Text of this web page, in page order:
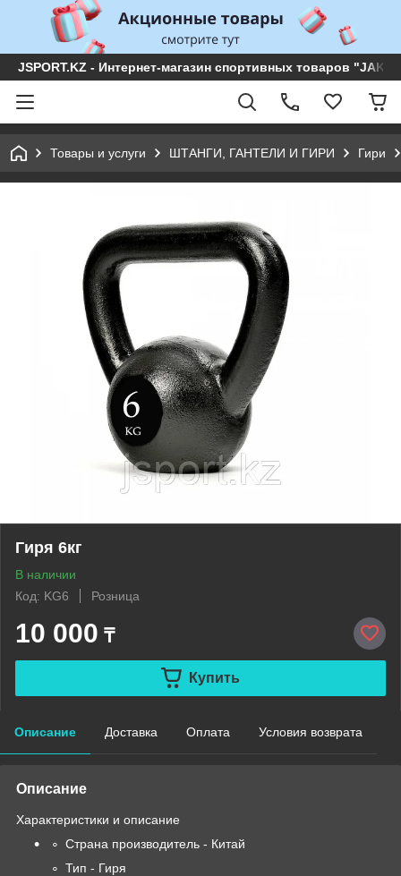
JSPORT.KZ - Интернет-магазин спортивных товаров
Товары и услуги ШТАНГИ, ГАНТЕЛИ И ГИРИ Гири
Гиря 6кг
В наличии
Код: KG6
Розница
10 000 ₸
Купить
Описание Доставка Оплата Условия возврата
Описание
Характеристики и описание
Страна производитель - Китай
Тип - Гиря